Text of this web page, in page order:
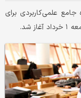
علمی‌کاربردی برای